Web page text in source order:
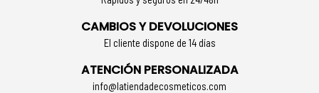
CAMBIOS Y DEVOLUCIONES
El cliente dispone de 14 días
ATENCIÓN PERSONALIZADA
info@latiendadecosmeticos.com